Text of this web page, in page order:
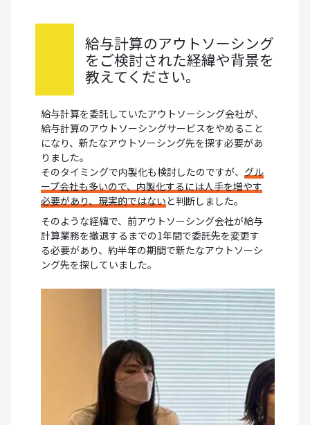
給与計算のアウトソーシング
をご検討された経緯や背景を
教えてください。
給与計算を委託していたアウトソーシング会社が、
給与計算のアウトソーシングサービスをやめること
になり、新たなアウトソーシング先を探す必要があ
りました。
そのタイミングで内製化も検討したのですが、グル
ープ会社も多いので、内製化するには人手を増やす
必要があり、現実的ではないと判断しました。
そのような経緯で、前アウトソーシング会社が給与
計算業務を撤退するまでの1年間で委託先を変更す
る必要があり、約半年の期間で新たなアウトソーシ
ング先を探していました。